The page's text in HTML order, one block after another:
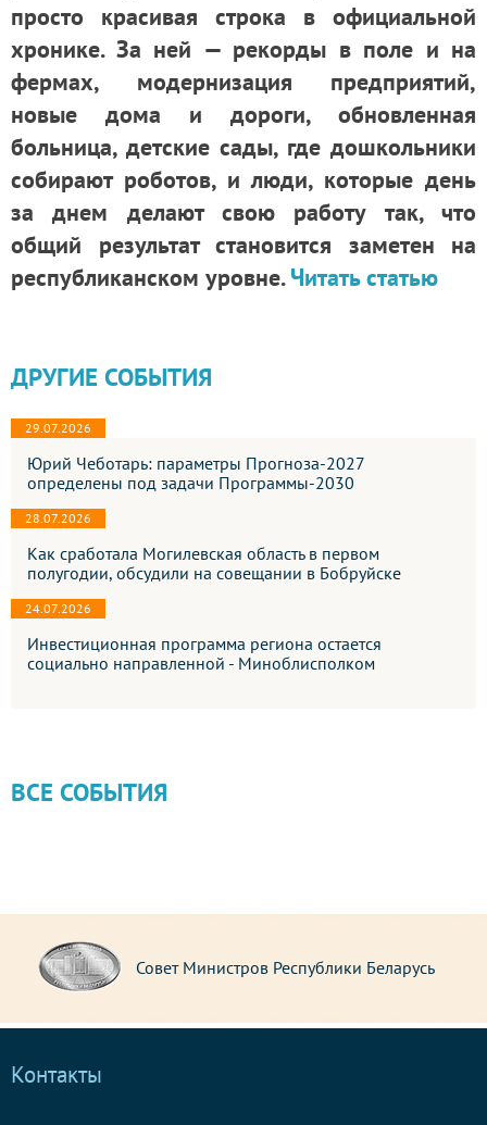
просто красивая строка в официальной
хронике. За ней — рекорды в поле и на
фермах, модернизация предприятий,
новые дома и дороги, обновленная
больница, детские сады, где дошкольники
собирают роботов, и люди, которые день
за днем делают свою работу так, что
общий результат становится заметен на
республиканском уровне.Читать статью
ДРУГИЕ СОБЫТИЯ
29.07.2026
Юрий Чеботарь: параметры Прогноза-2027
определены под задачи Программы-2030
28.07.2026
Как сработала Могилевская область в первом
полугодии, обсудили на совещании в Бобруйске
24.07.2026
Инвестиционная программа региона остается
социально направленной - Миноблисполком
ВСЕ СОБЫТИЯ
Совет Министров Республики Беларусь
Контакты